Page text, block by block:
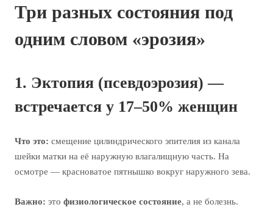
Три разных состояния под
одним словом «эрозия»
1. Эктопия (псевдоэрозия) —
встречается у 17–50% женщин
Что это: смещение цилиндрического эпителия из канала
шейки матки на её наружную влагалищную часть. На
осмотре — красноватое пятнышко вокруг наружного зева.
Важно: это физиологическое состояние, а не болезнь.